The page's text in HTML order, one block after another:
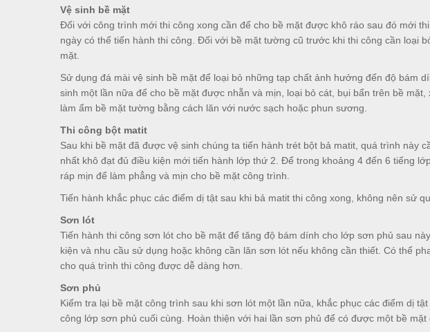
Vệ sinh bề mặt
Đối với công trình mới thi công xong cần để cho bề mặt được khô ráo sau đó mới
ngày có thể tiến hành thi công. Đối với bề mặt tường cũ trước khi thi công cần loại
mặt.
Sử dụng đá mài vệ sinh bề mặt để loại bỏ những tạp chất ảnh hưởng đến độ bám
sinh một lần nữa để cho bề mặt được nhẵn và mịn, loại bỏ cát, bụi bẩn trên bề
làm ẩm bề mặt tường bằng cách lăn với nước sạch hoặc phun sương.
Thi công bột matit
Sau khi bề mặt đã được vệ sinh chúng ta tiến hành trét bột bả matit, quá trình này
nhất khô đạt đủ điều kiện mới tiến hành lớp thứ 2. Để trong khoảng 4 đến 6 tiếng
ráp mịn để làm phẳng và mịn cho bề mặt công trình.
Tiến hành khắc phục các điểm dị tật sau khi bả matit thi công xong, không nên sử
Sơn lót
Tiến hành thi công sơn lót cho bề mặt để tăng độ bám dính cho lớp sơn phủ sau
kiện và nhu cầu sử dụng hoặc không cần lăn sơn lót nếu không cần thiết. Có thể
cho quá trình thi công được dễ dàng hơn.
Sơn phủ
Kiểm tra lại bề mặt công trình sau khi sơn lót một lần nữa, khắc phục các điểm dị
công lớp sơn phủ cuối cùng. Hoàn thiện với hai lần sơn phủ để có được một bề